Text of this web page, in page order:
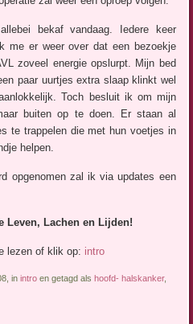
bekaf vandaag. Iedere keer
me er weer over dat een bezoekje
zoveel energie opslurpt. Mijn bed
paar uurtjes extra slaap klinkt wel
Toch besluit ik om mijn
buiten op te doen. Er staan al
te trappelen die met hun voetjes in
helpen.
opgenomen zal ik via updates een
Leven, Lachen en Lijden!
lezen of klik op: intro
inintro en getagd alshoofd- halskanker,